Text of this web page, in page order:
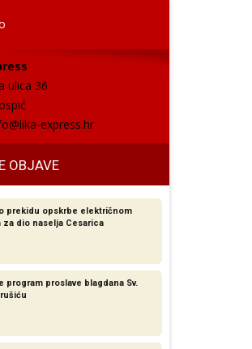
ulica 36
express.hr
OBJAVE
prekidu opskrbe električnom
za dio naselja Cesarica
program proslave blagdana Sv.